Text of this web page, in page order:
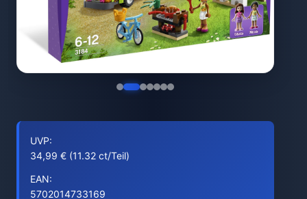
UVP:
34,99 € (11.32 ct/Teil)
EAN:
5702014733169